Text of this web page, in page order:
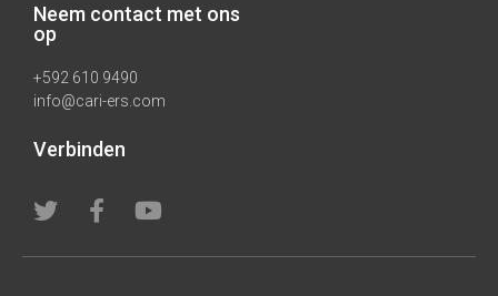
Neem contact met ons
op
+592 610 9490
info@cari-ers.com
Verbinden